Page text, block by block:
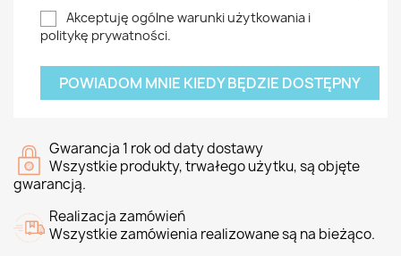
Akceptuję ogólne warunki użytkowania i
politykę prywatności.
POWIADOM MNIE KIEDY BĘDZIE DOSTĘPNY
Gwarancja 1 rok od daty dostawy
Wszystkie produkty, trwałego użytku, są objęte
gwarancją.
Realizacja zamówień
Wszystkie zamówienia realizowane są na bieżąco.